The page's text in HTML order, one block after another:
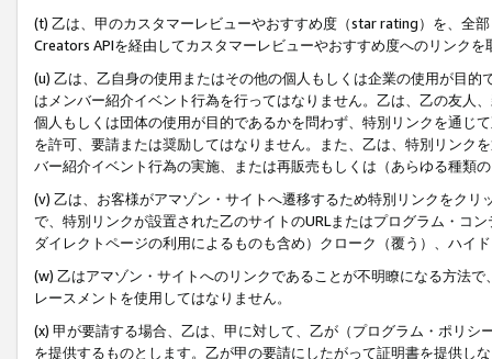
(t) 乙は、甲のカスタマーレビューやおすすめ度（star rating）を、全
Creators APIを経由してカスタマーレビューやおすすめ度へのリンクを
(u) 乙は、乙自身の使用またはその他の個人もしくは企業の使用が目
はメンバー紹介イベント行為を行ってはなりません。乙は、乙の友人
個人もしくは団体の使用が目的であるかを問わず、特別リンクを通じ
を許可、要請または奨励してはなりません。また、乙は、特別リンク
バー紹介イベント行為の実施、または再販売もしくは（あらゆる種類
(v) 乙は、お客様がアマゾン・サイトへ遷移するため特別リンクをク
で、特別リンクが設置された乙のサイトのURLまたはプログラム・コ
ダイレクトページの利用によるものも含め）クローク（覆う）、ハイ
(w) 乙はアマゾン・サイトへのリンクであることが不明瞭になる方法
レースメントを使用してはなりません。
(x) 甲が要請する場合、乙は、甲に対して、乙が（プログラム・ポリ
を提供するものとします。乙が甲の要請にしたがって証明書を提供し